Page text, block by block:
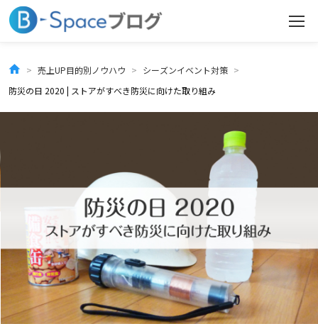
コ
テ
ン
へ
ス
キ
プ
売上UP目的別ノウハウ
シーズンイベント対策
防災の日 2020 | ストアがすべき防災に向けた取り組み